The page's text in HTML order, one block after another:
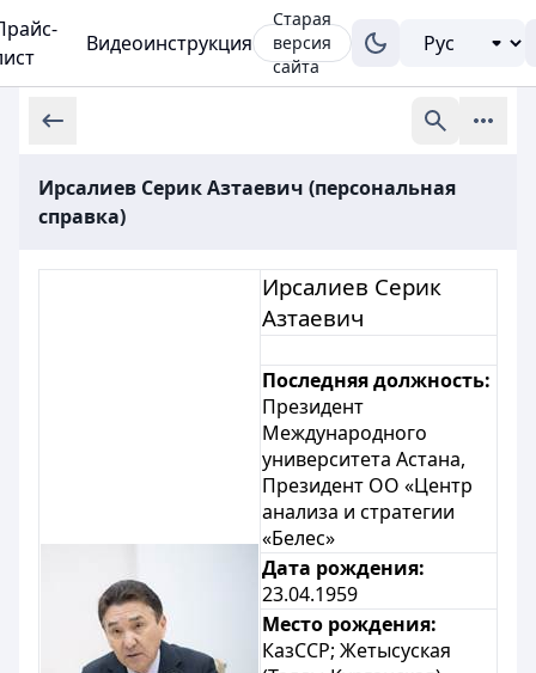
Видеоинструкция
Старая
версия
сайта
Ирсалиев Серик Азтаевич (персональная
справка)
Ирсалиев Серик
Азтаевич
Последняя должность:
Президент
Международного
университета Астана,
Президент ОО «Центр
анализа и стратегии
«Белес»
Дата рождения:
23.04.1959
Место рождения:
КазССР; Жетысуская